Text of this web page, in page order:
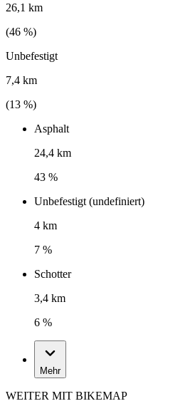
26,1 km
(46 %)
Unbefestigt
7,4 km
(13 %)
Asphalt
24,4 km
43 %
Unbefestigt (undefiniert)
4 km
7 %
Schotter
3,4 km
6 %
Mehr
WEITER MIT BIKEMAP